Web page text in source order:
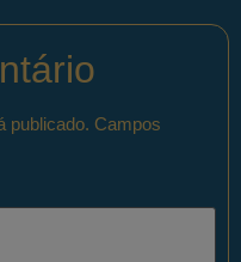
publicado. Campos